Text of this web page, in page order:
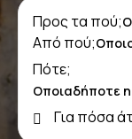
Προς τα πού;
Από πού;
Πότε;
Για πόσα